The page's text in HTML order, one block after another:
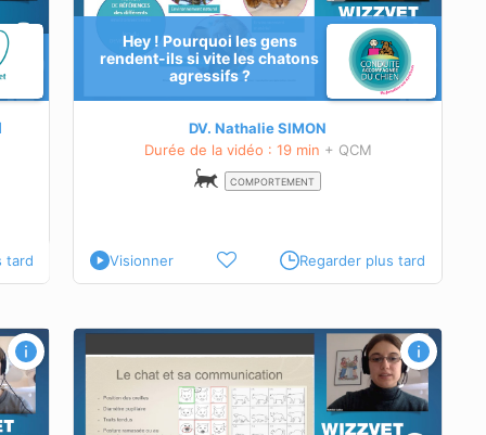
tard
Hey ! Pourquoi les gens
rendent-ils si vite les chatons
agressifs ?
DV. Nathalie SIMON
Durée de la vidéo : 19 min + QCM
COMPORTEMENT
Visionner Regarder plus tard